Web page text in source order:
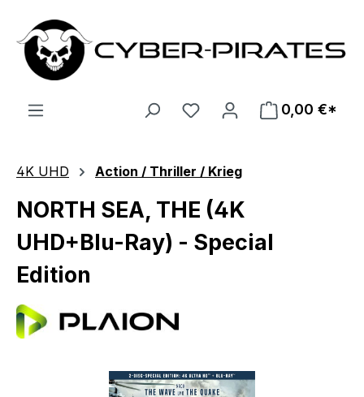
Zum Hauptinhalt springen
0,00 €*
4K UHD Action / Thriller / Krieg
NORTH SEA, THE (4K
UHD+Blu-Ray) - Special
Edition
Bildergalerie überspringen